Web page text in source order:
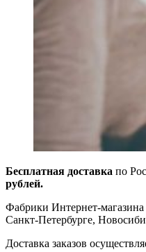
Бесплатная доставка по
рублей.
Фабрики Интернет-
Санкт-Петербурге,
Доставка заказов